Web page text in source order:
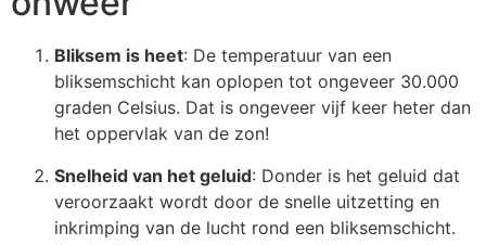
Bliksem is heet: De temperatuur van een
bliksemschicht kan oplopen tot ongeveer 30.000
graden Celsius. Dat is ongeveer vijf keer heter dan
het oppervlak van de zon!
Snelheid van het geluid: Donder is het geluid dat
veroorzaakt wordt door de snelle uitzetting en
inkrimping van de lucht rond een bliksemschicht.